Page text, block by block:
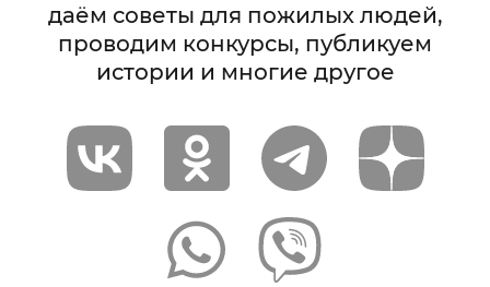
даём советы для пожилых людей,
проводим конкурсы, публикуем
истории и многие другое